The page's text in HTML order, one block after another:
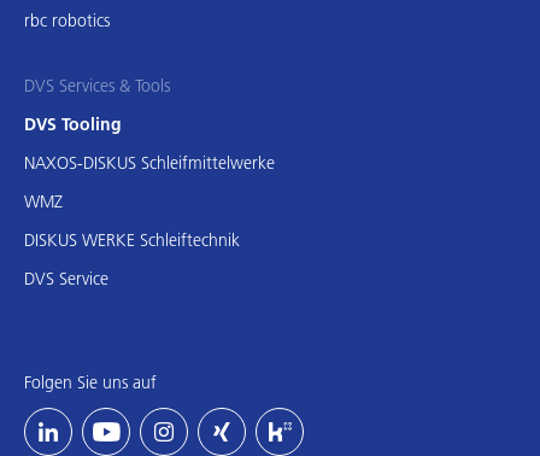
rbc robotics
DVS Services & Tools
DVS Tooling
NAXOS-DISKUS Schleifmittelwerke
WMZ
DISKUS WERKE Schleiftechnik
DVS Service
Folgen Sie uns auf